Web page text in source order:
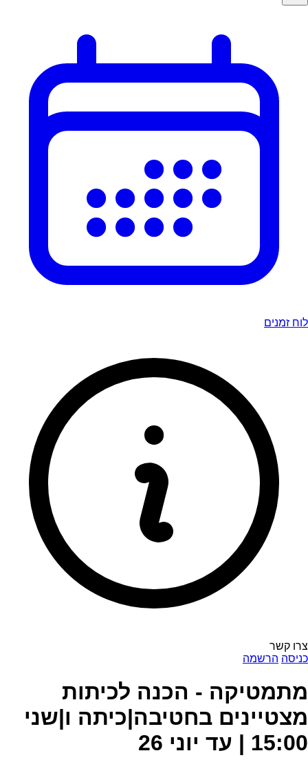
לוח זמנים
צרו קשר
כניסה הרשמה
מתמטיקה - הכנה לכיתות
מצטיינים בחטיבה|כיתה ו|שני
15:00 | עד יוני 26